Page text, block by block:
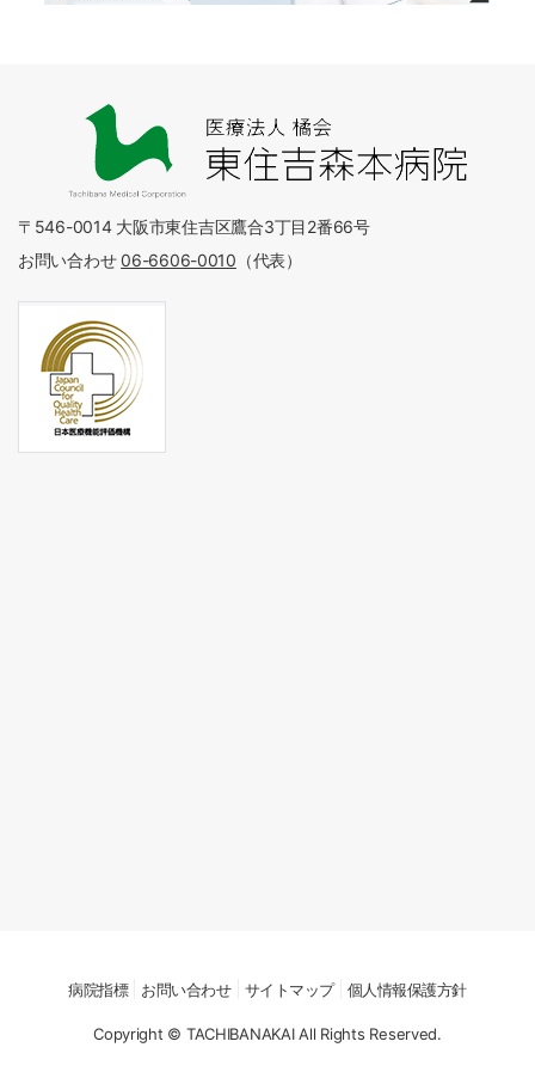
〒546-0014 大阪市東住吉区鷹合3丁目2番66号
お問い合わせ06-6606-0010 （代表）
病院指標 お問い合わせ サイトマップ 個人情報保護方針
Copyright © TACHIBANAKAI All Rights Reserved.